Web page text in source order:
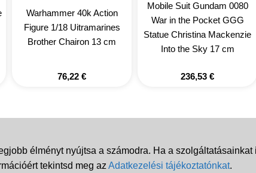
Warhammer 40k Action
Figure 1/18 Uitramarines
Brother Chairon 13 cm
76,22 €
Mobile Suit Gundam 0080
War in the Pocket GGG
Statue Christina Mackenzie
Into the Sky 17 cm
236,53 €
élményt nyújtsa a számodra. Ha a
tekintsd meg az Adatkezelési tájékoztatónkat.